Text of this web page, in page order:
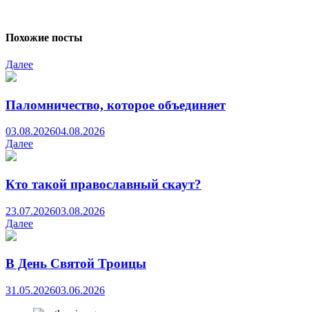
Похожие посты
Далее
Паломничество, которое объединяет
03.08.202604.08.2026
Далее
Кто такой православный скаут?
23.07.202603.08.2026
Далее
В День Святой Троицы
31.05.202603.06.2026